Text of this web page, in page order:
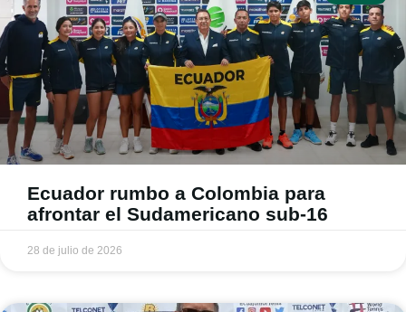
Ecuador rumbo a Colombia para
afrontar el Sudamericano sub-16
28 de julio de 2026